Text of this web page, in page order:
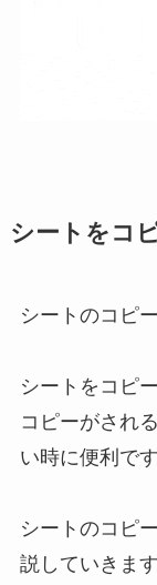
シートをコ
シートのコピ
シートをコピ
コピーがされ
い時に便利です
シートのコピ
説していきます